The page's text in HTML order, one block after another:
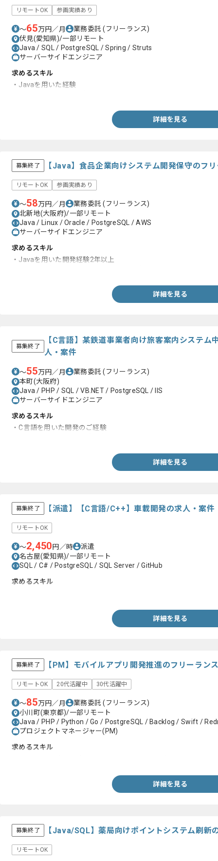
リモートOK 参画実績あり
〜65万円／月 業務委託(フリーランス)
伏見(愛知県)/一部リモート
Java / SQL / PostgreSQL / Spring / Struts
サーバーサイドエンジニア
求めるスキル
・Javaを用いた経験
詳細を見る
募集終了 【Java】食品企業向けシステム開発保守のフ
リモートOK 参画実績あり
〜58万円／月 業務委託(フリーランス)
北新地(大阪府)/一部リモート
Java / Linux / Oracle / PostgreSQL / AWS
サーバーサイドエンジニア
求めるスキル
・Javaを用いた開発経験2年以上
詳細を見る
募集終了
【C言語】某鉄道事業者向け旅客案内システム
人・案件
〜55万円／月 業務委託(フリーランス)
本町(大阪府)
Java / PHP / SQL / VB.NET / PostgreSQL / IIS
サーバーサイドエンジニア
求めるスキル
・C言語を用いた開発のご経験
詳細を見る
募集終了 【派遣】【C言語/C++】車載開発の求人・案件
リモートOK
〜2,450円／時
派遣
名古屋(愛知県)/一部リモート
SQL / C# / PostgreSQL / SQL Server / GitHub
求めるスキル
詳細を見る
募集終了 【PM】モバイルアプリ開発推進のフリーラン
リモートOK 20代活躍中 30代活躍中
〜85万円／月 業務委託(フリーランス)
小川町(東京都)/一部リモート
Java / PHP / Python / Go / PostgreSQL / Backlog / Swift /
プロジェクトマネージャー(PM)
求めるスキル
詳細を見る
募集終了 【Java/SQL】薬局向けポイントシステム刷新
リモートOK